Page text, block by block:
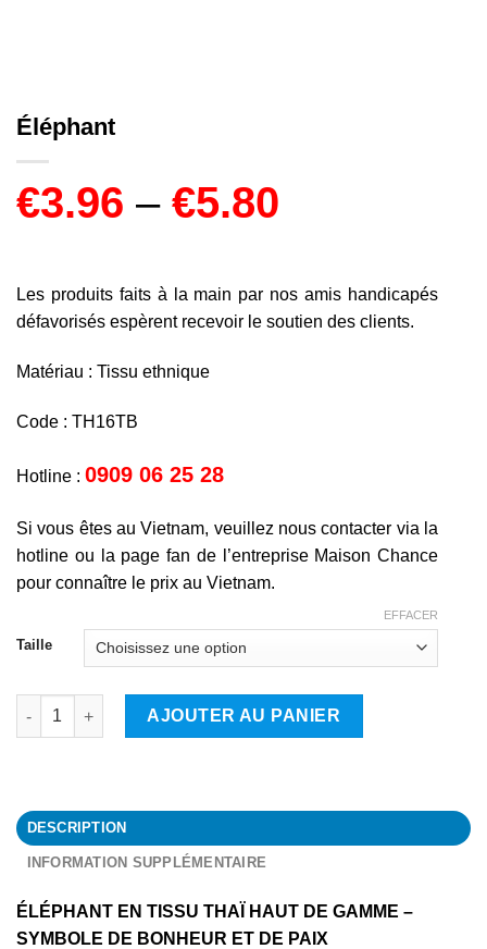
Éléphant
€3.96 – €5.80
Les produits faits à la main par nos amis handicapés
défavorisés espèrent recevoir le soutien des clients.
Matériau : Tissu ethnique
Code : TH16TB
Hotline : 0909 06 25 28
Si vous êtes au Vietnam, veuillez nous contacter via la
hotline ou la page fan de l’entreprise Maison Chance
pour connaître le prix au Vietnam.
Taille
EFFACER
quantité de Éléphant
AJOUTER AU PANIER
DESCRIPTION
INFORMATION SUPPLÉMENTAIRE
ÉLÉPHANT EN TISSU THAÏ HAUT DE GAMME –
SYMBOLE DE BONHEUR ET DE PAIX